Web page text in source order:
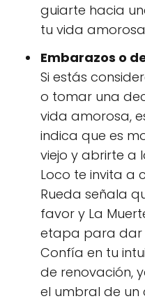
guiarte hacia
tu vida
Embarazos o
Si estás
o tomar una
vida amorosa,
indica que es
viejo y abrirte a
Loco te invita a
Rueda señala
favor y La
etapa para dar
Confía en tu
de renovación,
el umbral de un